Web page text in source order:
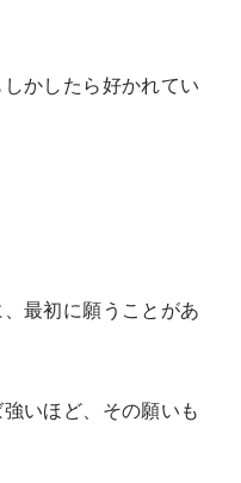
かしたら好かれてい
最初に願うことがあ
いほど、その願いも